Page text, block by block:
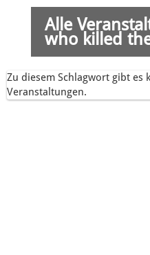
Alle
who killed
Zu diesem Schlagwort gibt es
Veranstaltungen.